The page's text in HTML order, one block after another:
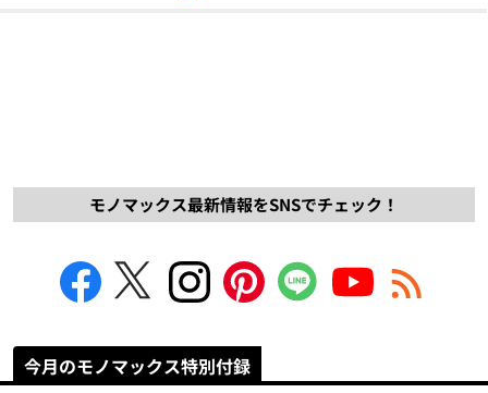
モノマックス最新情報をSNSでチェック！
今月のモノマックス特別付録